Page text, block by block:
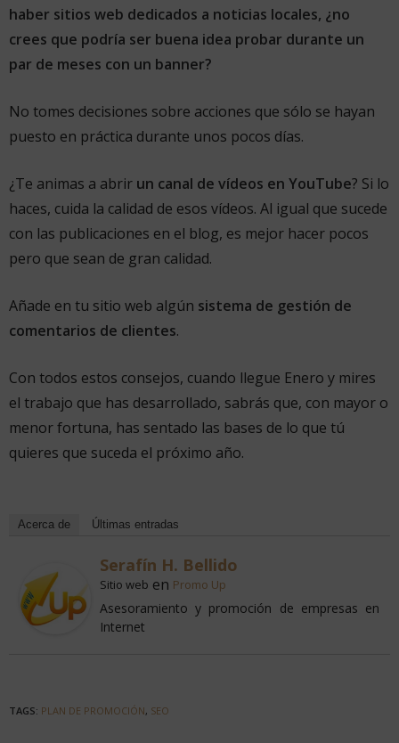
haber sitios web dedicados a noticias locales, ¿no
crees que podría ser buena idea probar durante un
par de meses con un banner?
No tomes decisiones sobre acciones que sólo se hayan
puesto en práctica durante unos pocos días.
¿Te animas a abrir un canal de vídeos en YouTube? Si lo
haces, cuida la calidad de esos vídeos. Al igual que sucede
con las publicaciones en el blog, es mejor hacer pocos
pero que sean de gran calidad.
Añade en tu sitio web algún sistema de gestión de
comentarios de clientes.
Con todos estos consejos, cuando llegue Enero y mires
el trabajo que has desarrollado, sabrás que, con mayor o
menor fortuna, has sentado las bases de lo que tú
quieres que suceda el próximo año.
Acerca de Últimas entradas
Serafín H. Bellido
Sitio web en Promo Up
Asesoramiento y promoción de empresas en
Internet
TAGS: PLAN DE PROMOCIÓN, SEO